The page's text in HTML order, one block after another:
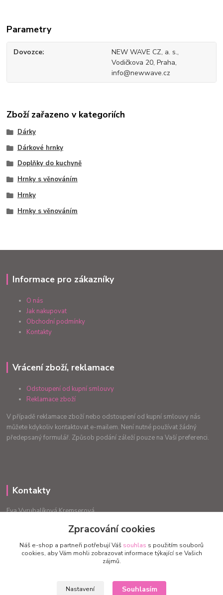
Parametry
Dovozce
NEW WAVE CZ, a. s.,
Vodičkova 20, Praha,
info@newwave.cz
Zboží zařazeno v kategoriích
Dárky
Dárkové hrnky
Doplňky do kuchyně
Hrnky s věnováním
Hrnky
Hrnky s věnováním
Informace pro zákazníky
O nás
Jak nakupovat
Obchodní podmínky
Kontakty
Vrácení zboží, reklamace
Odstoupení od kupní smlouvy
Reklamace zboží
V případě reklamace zboží nebo odstoupení od kupní smlouvy nás
můžete kdykoliv kontaktovat e-mailem. Není nutné používat žádný
předepsaný formulář. Způsob podání záleží pouze na Vaší preferenci.
Kontakty
Eva Vyrubalíková Kremserová
info.radost@email.cz
Zpracování cookies
Náš e-shop a partneři potřebují Váš souhlas s použitím souborů
cookies, aby Vám mohli zobrazovat informace týkající se Vašich
zájmů.
Nastavení Souhlasím